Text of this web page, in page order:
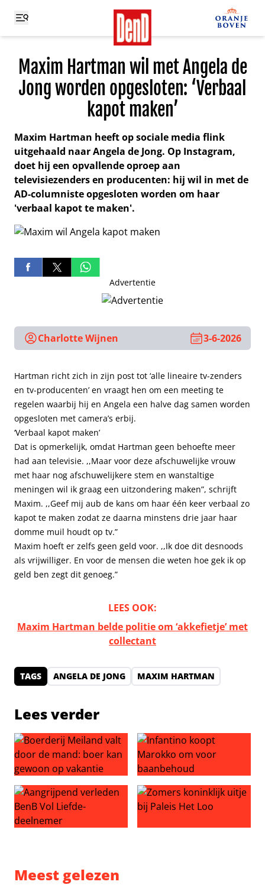
Maxim Hartman wil met Angela de
Jong worden opgesloten: ‘Verbaal
kapot maken’
Maxim Hartman heeft op sociale media flink
uitgehaald naar Angela de Jong. Op Instagram,
doet hij een opvallende oproep aan
televisiezenders en producenten: hij wil in met de
AD-columniste opgesloten worden om haar
'verbaal kapot te maken'.
Advertentie
Charlotte Wijnen 3-6-2026
Hartman richt zich in zijn post tot ‘alle lineaire tv-zenders
en tv-producenten’ en vraagt hen om een meeting te
regelen waarbij hij en Angela een halve dag samen worden
opgesloten met camera’s erbij.
‘Verbaal kapot maken’
Dat is opmerkelijk, omdat Hartman geen behoefte meer
had aan televisie. ,,Maar voor deze afschuwelijke vrouw
met haar nog afschuwelijkere stem en wanstaltige
meningen wil ik graag een uitzondering maken”, schrijft
Maxim. ,,Geef mij aub de kans om haar één keer verbaal zo
kapot te maken zodat ze daarna minstens drie jaar haar
domme muil houdt op tv.”
Maxim hoeft er zelfs geen geld voor. ,,Ik doe dit desnoods
als vrijwilliger. En voor de mensen die weten hoe gek ik op
geld ben zegt dit genoeg.”
LEES OOK:
Maxim Hartman belde politie om ‘akkefietje’ met
collectant
TAGS ANGELA DE JONG MAXIM HARTMAN
Lees verder
Boerderij Meiland valt door de mand: boer kan gewoon
Infantino koopt Marokko
Meest gelezen